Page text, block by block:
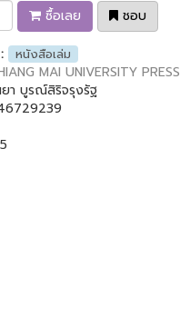
ซื้อเลย
ชอบ
หนังสือเล่ม
MAI UNIVERSITY PRESS
า บูรณ์สิริจรุงรัฐ